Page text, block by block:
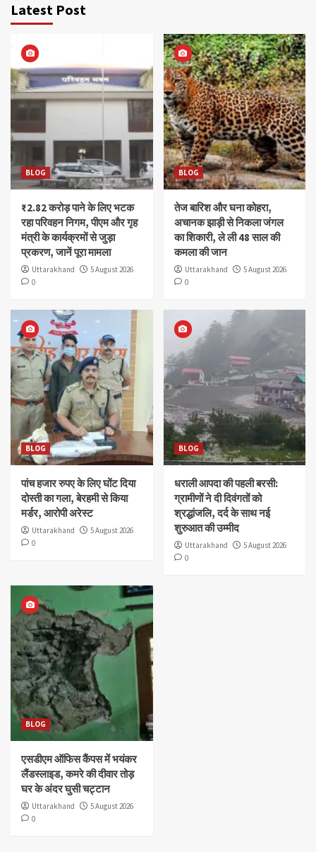
Latest Post
BLOG
₹2.82 करोड़ पाने के लिए भटक
रहा परिवहन निगम, पीएम और गृह
मंत्री के कार्यक्रमों से जुड़ा
प्रकरण, जानें पूरा मामला
Uttarakhand
5 August 2026
0
BLOG
तेज बारिश और घना कोहरा,
अचानक झाड़ी से निकला जंगल
का शिकारी, ले ली 48 साल की
कमला की जान
Uttarakhand
5 August 2026
0
BLOG
पांच हजार रुपए के लिए घोंट दिया
दोस्ती का गला, बेरहमी से किया
मर्डर, आरोपी अरेस्ट
Uttarakhand
5 August 2026
0
BLOG
धराली आपदा की पहली बरसी:
ग्रामीणों ने दी दिवंगतों को
श्रद्धांजलि, दर्द के साथ नई
शुरुआत की उम्मीद
Uttarakhand
5 August 2026
0
BLOG
एसडीएम ऑफिस कैंपस में भयंकर
लैंडस्लाइड, कमरे की दीवार तोड़
घर के अंदर घुसी चट्टान
Uttarakhand
5 August 2026
0